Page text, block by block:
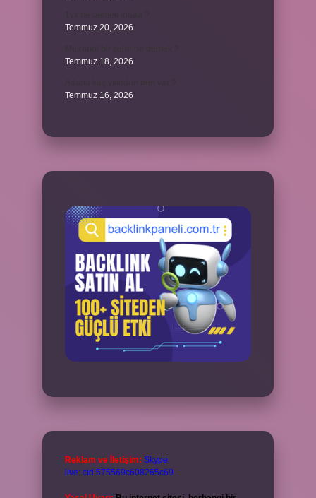
Temmuz 20, 2026
Temmuz 18, 2026
Temmuz 16, 2026
Reklam ve İletişim: Skype:
live:.cid.575569c608265c69